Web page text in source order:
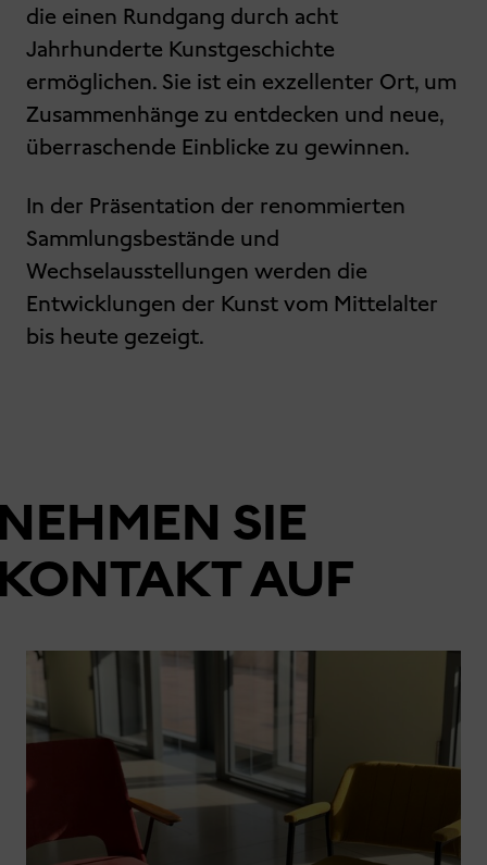
die einen Rundgang durch acht
Jahrhunderte Kunstgeschichte
ermöglichen. Sie ist ein exzellenter Ort, um
Zusammenhänge zu entdecken und neue,
überraschende Einblicke zu gewinnen.
In der Präsentation der renommierten
Sammlungsbestände und
Wechselausstellungen werden die
Entwicklungen der Kunst vom Mittelalter
bis heute gezeigt.
SIE
AUF